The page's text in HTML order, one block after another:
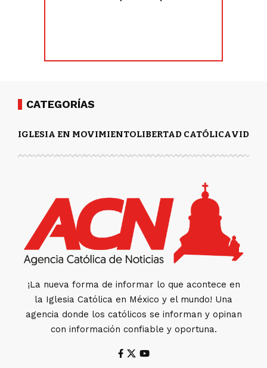
CATEGORÍAS
IGLESIA EN MOVIMIENTOLIBERTAD CATÓLICAVIDA
¡La nueva forma de informar lo que acontece en
la Iglesia Católica en México y el mundo! Una
agencia donde los católicos se informan y opinan
con información confiable y oportuna.